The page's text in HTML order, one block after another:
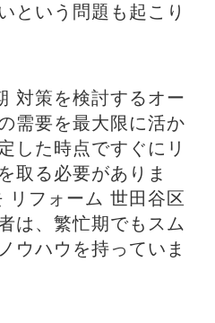
という問題も起こり
対策を検討するオー
需要を最大限に活か
した時点ですぐにリ
取る必要がありま
リフォーム 世田谷区
は、繁忙期でもスム
ウハウを持っていま